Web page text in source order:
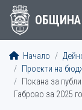
ОБЩИНА
Начало
Проекти на
Покана за
Габрово за 2025